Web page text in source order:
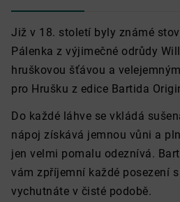
Již v 18. století byly známé
Pálenka z výjimečné odrůdy
hruškovou šťávou a
pro Hrušku z edice Bartida
Do každé láhve se vkládá
nápoj získává jemnou vůni a
jen velmi pomalu odeznívá.
vám zpříjemní každé posezení
vychutnáte v čisté podobě.